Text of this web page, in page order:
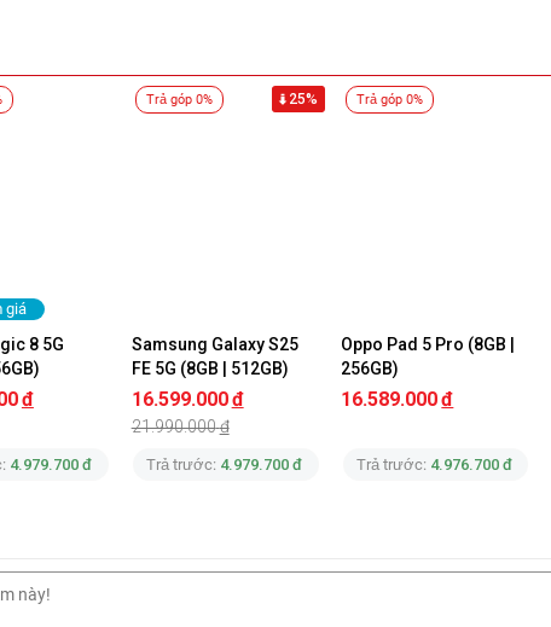
giá
8 5G
đ
4.979.700 đ
Trả góp 0% 25%
Samsung Galaxy S25
FE 5G (8GB | 512GB)
Chính Hãng
16.599.000đ
21.990.000đ
Trả trước: 4.979.700 đ
Trả góp 0%
Oppo Pad 5 Pro (8GB |
256GB)
16.589.000đ
Trả trước: 4.976.700 đ